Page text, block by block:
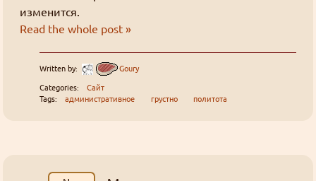
изменится.
Read the whole post »
Written by:
Goury
Categories:
Сайт
Tags:
административное грустно политота
Нет
Да
You must log in to vote
(5)
Хорошие, добрые буквы
Хорошие, добрые картинки
Grammar nazi (3)
Новости (6)
Форум Slayers.RU (12)
Nous_Magus : Это хорошие новости. Надеюсь,
что развитие будет продолжаться.
Сборник вопросов месяца с 5 по 155
Goury: (ﾉ◕ヮ◕)ﾉ*:･ﾟ✧ ❤️
((╬ಠิ﹏ಠิ))
опрос мазоку
мироздание
перевод
фанарт Предупреждений нет